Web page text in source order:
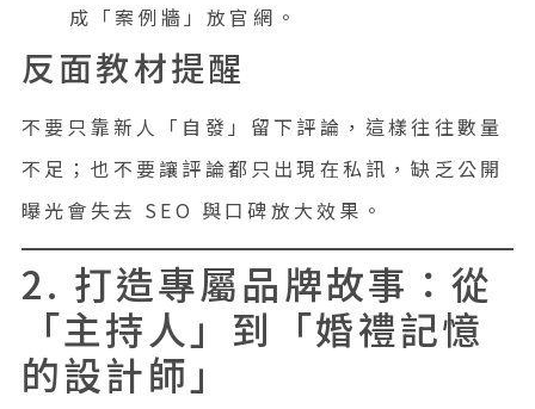
成「案例牆」放官網。
反面教材提醒
不要只靠新人「自發」留下評論，這樣往往數量
不足；也不要讓評論都只出現在私訊，缺乏公開
曝光會失去 SEO 與口碑放大效果。
2. 打造專屬品牌故事：從
「主持人」到「婚禮記憶
的設計師」